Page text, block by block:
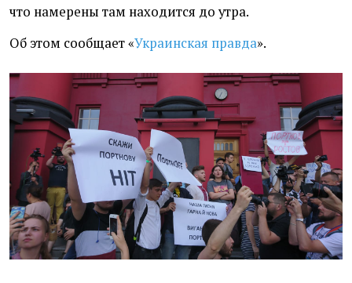
что намерены там находится до утра.
Об этом сообщает«Украинская правда».